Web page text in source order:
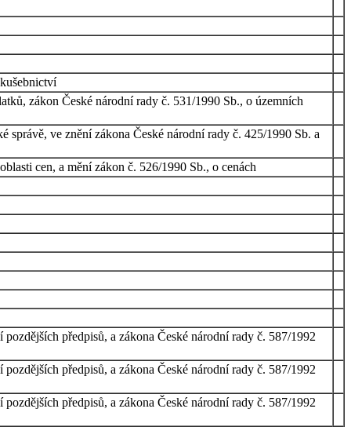
zákon České národní rady č. 531/1990 Sb., o územních
ve znění zákona České národní rady č. 425/1990 Sb. a
cen, a mění zákon č. 526/1990 Sb., o cenách
předpisů, a zákona České národní rady č. 587/1992
předpisů, a zákona České národní rady č. 587/1992
předpisů, a zákona České národní rady č. 587/1992